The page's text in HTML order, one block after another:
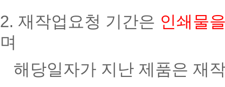
2. 재작업요청 기간은 인쇄물
며
해당일자가 지난 제품은 재